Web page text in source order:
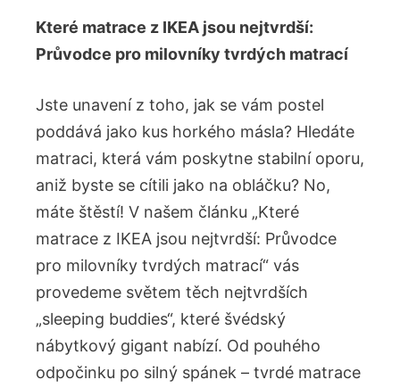
Které matrace z IKEA‌ jsou nejtvrdší:
Průvodce pro milovníky tvrdých matrací
Jste ​unavení z‌ toho, ⁤jak se‌ vám ‌postel
poddává ⁢jako kus horkého másla? Hledáte
matraci, která vám‍ poskytne stabilní⁣ oporu,
aniž byste se cítili jako ​na obláčku? No,
máte štěstí! V našem článku „Které
matrace z IKEA jsou nejtvrdší: Průvodce
pro milovníky ​tvrdých matrací“ vás
provedeme světem těch nejtvrdších‌
„sleeping buddies“, které švédský
nábytkový ‍gigant nabízí. Od pouhého
odpočinku po silný spánek – tvrdé matrace